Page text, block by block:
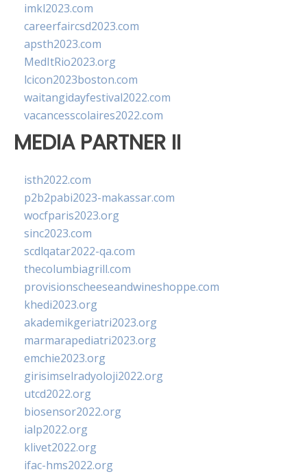
imkl2023.com
careerfaircsd2023.com
apsth2023.com
MedItRio2023.org
lcicon2023boston.com
waitangidayfestival2022.com
vacancesscolaires2022.com
MEDIA PARTNER II
isth2022.com
p2b2pabi2023-makassar.com
wocfparis2023.org
sinc2023.com
scdlqatar2022-qa.com
thecolumbiagrill.com
provisionscheeseandwineshoppe.com
khedi2023.org
akademikgeriatri2023.org
marmarapediatri2023.org
emchie2023.org
girisimselradyoloji2022.org
utcd2022.org
biosensor2022.org
ialp2022.org
klivet2022.org
ifac-hms2022.org